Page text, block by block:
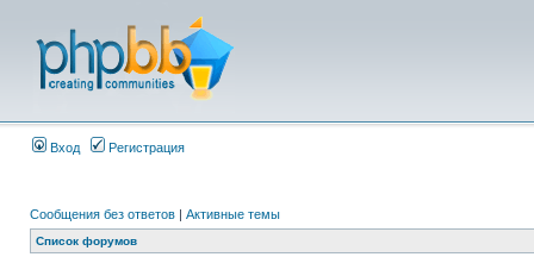
Вход Регистрация
Сообщения без ответов | Активные темы
Список форумов